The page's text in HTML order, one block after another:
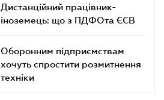
Дистанційний працівник-
іноземець: що з ПДФОта ЄСВ
Оборонним підприємствам
хочуть спростити розмитнення
техніки